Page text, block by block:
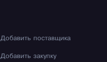
Добавить поставщика
Добавить закупку